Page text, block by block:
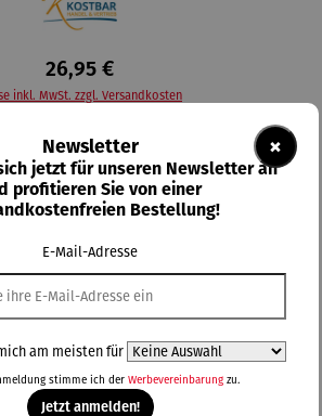
26,95 €
inkl. MwSt. zzgl. Versandkosten
von 5 von 5 Sternen
1 Bewertung
Lieferzeit: 2-5 Tage
Messerfarbe
orange pink rot schwarz
×
Newsletter
jetzt für unseren Newsletter an
profitieren Sie von einer
Bestellung!
E-Mail-Adresse
am meisten für
stimme ich der Werbevereinbarungzu.
Jetzt anmelden!